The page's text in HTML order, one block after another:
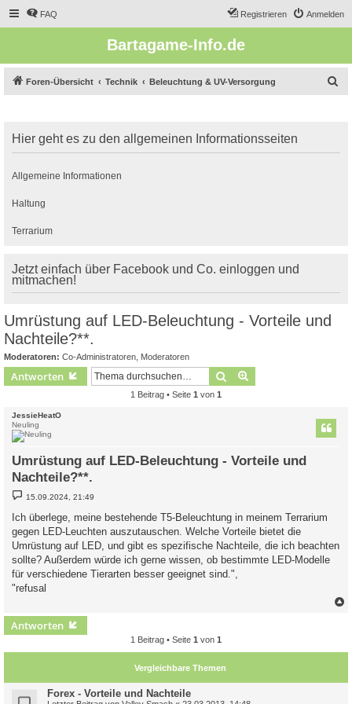
FAQ Anmelden
Registrieren
Bartagame-Info.de
Foren-Übersicht Technik Beleuchtung & UV-Versorgung
e
Hier geht es zu den allgemeinen Informationsseiten
Allgemeine Informationen
Haltung
Terrarium
Jetzt einfach über Facebook und Co. einloggen und
mitmachen!
Umrüstung auf LED-Beleuchtung - Vorteile und
Nachteile?**.
Moderatoren: Co-Administratoren Moderatoren
Antworten Suche
1 Beitrag • Seite 1 von 1
JessieHeatO
Neuling
Umrüstung auf LED-Beleuchtung - Vorteile und
Nachteile?**.
B
e
t
r
a
g
15.09.2024, 21:49
Ich überlege, meine bestehende T5-Beleuchtung in meinem Terrarium
gegen LED-Leuchten auszutauschen. Welche Vorteile bietet die
Umrüstung auf LED, und gibt es spezifische Nachteile, die ich beachten
sollte? Außerdem würde ich gerne wissen, ob bestimmte LED-Modelle
für verschiedene Tierarten besser geeignet sind.",
"refusal
b
Antworten
1 Beitrag • Seite 1 von 1
Vergleichbare Themen
Forex - Vorteile und Nachteile